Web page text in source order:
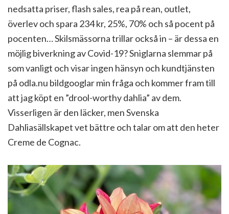
nedsatta priser, flash sales, rea på rean, outlet,
överlev och spara 234 kr, 25%, 70% och så pocent på
pocenten… Skilsmässorna trillar också in – är dessa en
möjlig biverkning av Covid-19? Sniglarna slemmar på
som vanligt och visar ingen hänsyn och kundtjänsten
på odla.nu bildgooglar min fråga och kommer fram till
att jag köpt en ”drool-worthy dahlia” av dem.
Visserligen är den läcker, men Svenska
Dahliasällskapet vet bättre och talar om att den heter
Creme de Cognac.